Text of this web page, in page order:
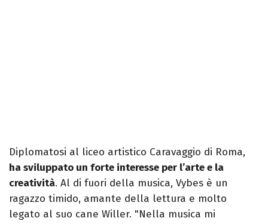
Diplomatosi al liceo artistico Caravaggio di Roma,
ha sviluppato un forte interesse per l’arte e la
creatività. Al di fuori della musica, Vybes è un
ragazzo timido, amante della lettura e molto
legato al suo cane Willer. "Nella musica mi